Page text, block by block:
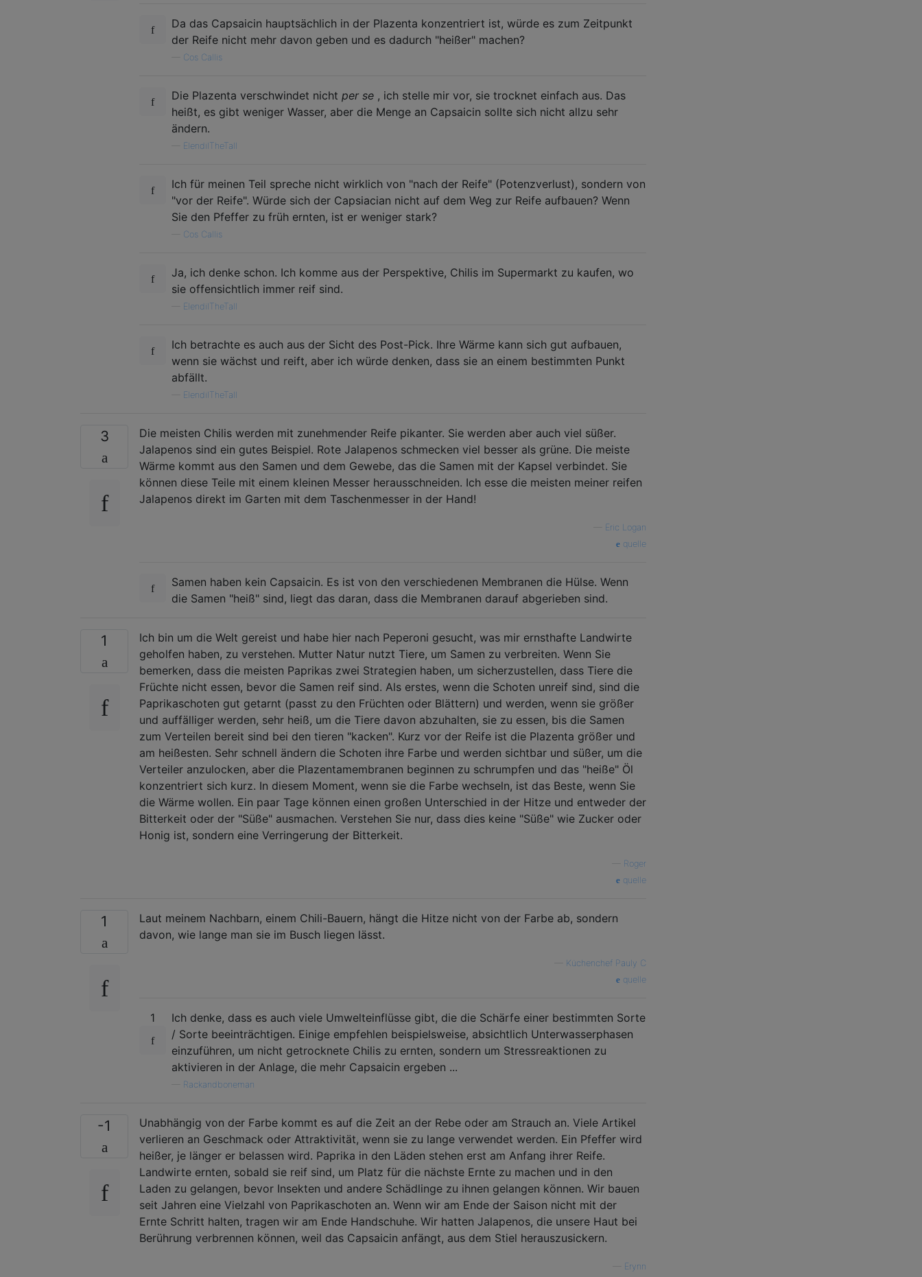
Da das Capsaicin hauptsächlich in der Plazenta konzentriert ist, würde es zum Zeitpunkt
der Reife nicht mehr davon geben und es dadurch "heißer" machen?
Cos Callis
Die Plazenta verschwindet nicht per se , ich stelle mir vor, sie trocknet einfach aus. Das
heißt, es gibt weniger Wasser, aber die Menge an Capsaicin sollte sich nicht allzu sehr
ändern.
ElendilTheTall
Ich für meinen Teil spreche nicht wirklich von "nach der Reife" (Potenzverlust), sondern von
"vor der Reife". Würde sich der Capsiacian nicht auf dem Weg zur Reife aufbauen? Wenn
Sie den Pfeffer zu früh ernten, ist er weniger stark?
Cos Callis
Ja, ich denke schon. Ich komme aus der Perspektive, Chilis im Supermarkt zu kaufen, wo
sie offensichtlich immer reif sind.
ElendilTheTall
Ich betrachte es auch aus der Sicht des Post-Pick. Ihre Wärme kann sich gut aufbauen,
wenn sie wächst und reift, aber ich würde denken, dass sie an einem bestimmten Punkt
abfällt.
ElendilTheTall
3
Die meisten Chilis werden mit zunehmender Reife pikanter. Sie werden aber auch viel süßer.
Jalapenos sind ein gutes Beispiel. Rote Jalapenos schmecken viel besser als grüne. Die meiste
Wärme kommt aus den Samen und dem Gewebe, das die Samen mit der Kapsel verbindet. Sie
können diese Teile mit einem kleinen Messer herausschneiden. Ich esse die meisten meiner reifen
Jalapenos direkt im Garten mit dem Taschenmesser in der Hand!
Eric Logan
quelle
Samen haben kein Capsaicin. Es ist von den verschiedenen Membranen die Hülse. Wenn
die Samen "heiß" sind, liegt das daran, dass die Membranen darauf abgerieben sind.
1
Ich bin um die Welt gereist und habe hier nach Peperoni gesucht, was mir ernsthafte Landwirte
geholfen haben, zu verstehen. Mutter Natur nutzt Tiere, um Samen zu verbreiten. Wenn Sie
bemerken, dass die meisten Paprikas zwei Strategien haben, um sicherzustellen, dass Tiere die
Früchte nicht essen, bevor die Samen reif sind. Als erstes, wenn die Schoten unreif sind, sind die
Paprikaschoten gut getarnt (passt zu den Früchten oder Blättern) und werden, wenn sie größer
und auffälliger werden, sehr heiß, um die Tiere davon abzuhalten, sie zu essen, bis die Samen
zum Verteilen bereit sind bei den tieren "kacken". Kurz vor der Reife ist die Plazenta größer und
am heißesten. Sehr schnell ändern die Schoten ihre Farbe und werden sichtbar und süßer, um die
Verteiler anzulocken, aber die Plazentamembranen beginnen zu schrumpfen und das "heiße" Öl
konzentriert sich kurz. In diesem Moment, wenn sie die Farbe wechseln, ist das Beste, wenn Sie
die Wärme wollen. Ein paar Tage können einen großen Unterschied in der Hitze und entweder der
Bitterkeit oder der "Süße" ausmachen. Verstehen Sie nur, dass dies keine "Süße" wie Zucker oder
Honig ist, sondern eine Verringerung der Bitterkeit.
Roger
quelle
1
Laut meinem Nachbarn, einem Chili-Bauern, hängt die Hitze nicht von der Farbe ab, sondern
davon, wie lange man sie im Busch liegen lässt.
Küchenchef Pauly C
quelle
1
Ich denke, dass es auch viele Umwelteinflüsse gibt, die die Schärfe einer bestimmten Sorte
/ Sorte beeinträchtigen. Einige empfehlen beispielsweise, absichtlich Unterwasserphasen
einzuführen, um nicht getrocknete Chilis zu ernten, sondern um Stressreaktionen zu
aktivieren in der Anlage, die mehr Capsaicin ergeben ...
Rackandboneman
-1
Unabhängig von der Farbe kommt es auf die Zeit an der Rebe oder am Strauch an. Viele Artikel
verlieren an Geschmack oder Attraktivität, wenn sie zu lange verwendet werden. Ein Pfeffer wird
heißer, je länger er belassen wird. Paprika in den Läden stehen erst am Anfang ihrer Reife.
Landwirte ernten, sobald sie reif sind, um Platz für die nächste Ernte zu machen und in den
Laden zu gelangen, bevor Insekten und andere Schädlinge zu ihnen gelangen können. Wir bauen
seit Jahren eine Vielzahl von Paprikaschoten an. Wenn wir am Ende der Saison nicht mit der
Ernte Schritt halten, tragen wir am Ende Handschuhe. Wir hatten Jalapenos, die unsere Haut bei
Berührung verbrennen können, weil das Capsaicin anfängt, aus dem Stiel herauszusickern.
Erynn